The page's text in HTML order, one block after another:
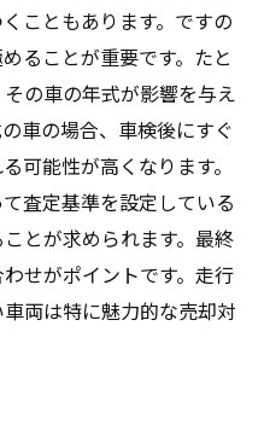
こともあります。ですの
ることが重要です。たと
の車の年式が影響を与え
車の場合、車検後にすぐ
可能性が高くなります。
査定基準を設定している
とが求められます。最終
せがポイントです。走行
両は特に魅力的な売却対